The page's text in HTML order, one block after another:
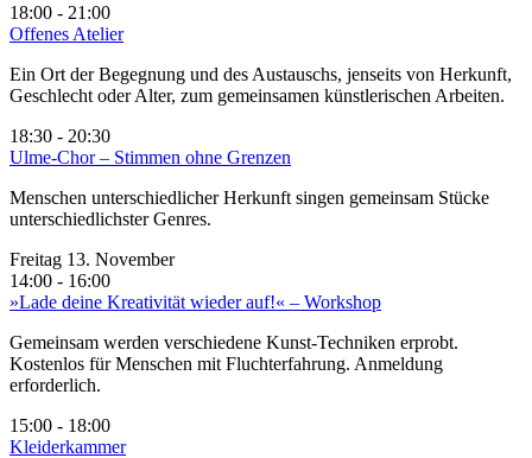
18:00 - 21:00
Offenes Atelier
Ein Ort der Begegnung und des Austauschs, jenseits von Herkunft,
Geschlecht oder Alter, zum gemeinsamen künstlerischen Arbeiten.
18:30 - 20:30
Ulme-Chor – Stimmen ohne Grenzen
Menschen unterschiedlicher Herkunft singen gemeinsam Stücke
unterschiedlichster Genres.
Freitag 13. November
14:00 - 16:00
»Lade deine Kreativität wieder auf!« – Workshop
Gemeinsam werden verschiedene Kunst-Techniken erprobt.
Kostenlos für Menschen mit Fluchterfahrung. Anmeldung
erforderlich.
15:00 - 18:00
Kleiderkammer